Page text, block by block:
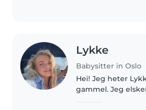
Lykke
Babysitter in Oslo
Hei! Jeg heter
gammel. Jeg